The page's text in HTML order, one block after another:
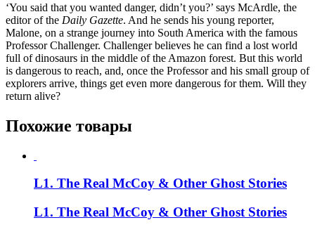
‘You said that you wanted danger, didn’t you?’ says McArdle, the
editor of the Daily Gazette. And he sends his young reporter,
Malone, on a strange journey into South America with the famous
Professor Challenger. Challenger believes he can find a lost world
full of dinosaurs in the middle of the Amazon forest. But this world
is dangerous to reach, and, once the Professor and his small group of
explorers arrive, things get even more dangerous for them. Will they
return alive?
Похожие товары
L1. The Real McCoy & Other Ghost Stories
L1. The Real McCoy & Other Ghost Stories